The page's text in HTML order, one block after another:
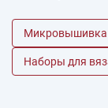
Микровышивка
Наборы для